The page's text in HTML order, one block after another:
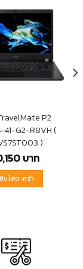
P2
41-G2-R8VH (
)
บาท
บใส่ตะกร้า